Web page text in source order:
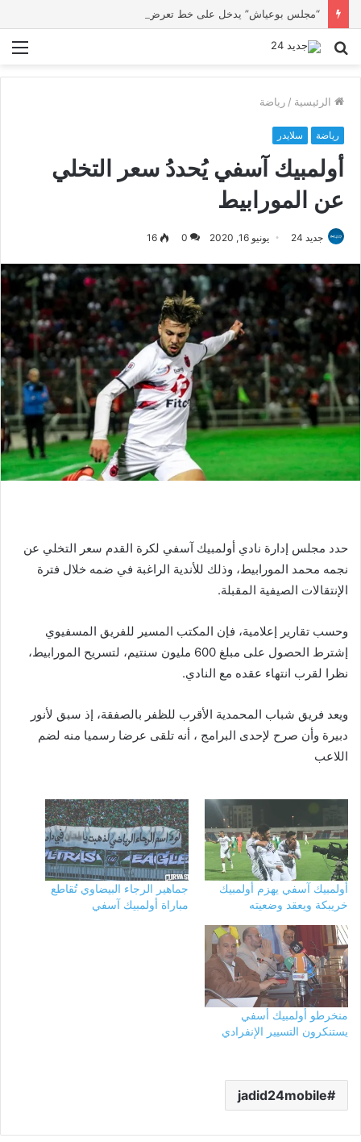
بحث
الرئيسية / رياضة
رياضة سلايدر
أولمبيك آسفي يُحددُ سعر التخلي
عن المورابيط
جديد 24 يونيو 16, 2020 0
16
حدد مجلس إدارة نادي أولمبيك آسفي لكرة القدم سعر التخلي عن
نجمه محمد المورابيط، وذلك للأندية الراغبة في ضمه خلال فترة
الإنتقالات الصيفية المقبلة.
وحسب تقارير إعلامية، فإن المكتب المسير للفريق المسفيوي
إشترط الحصول على مبلغ 600 مليون سنتيم، لتسريح المورابيط،
نظرا لقرب انتهاء عقده مع النادي.
ويعد فريق شباب المحمدية الأقرب للظفر بالصفقة، إذ سبق لأنور
دبيرة وأن صرح لإحدى البرامج ، أنه تلقى عرضا رسميا منه لضم
اللاعب
أولمبيك آسفي يهزم أولمبيك
خريبكة ويعقد وضعيته
جماهير الرجاء البيضاوي تُقاطع
مباراة أولمبيك آسفي
منخرطو أولمبيك أسفي
يستنكرون التسيير الإنفرادي
jadid24mobile